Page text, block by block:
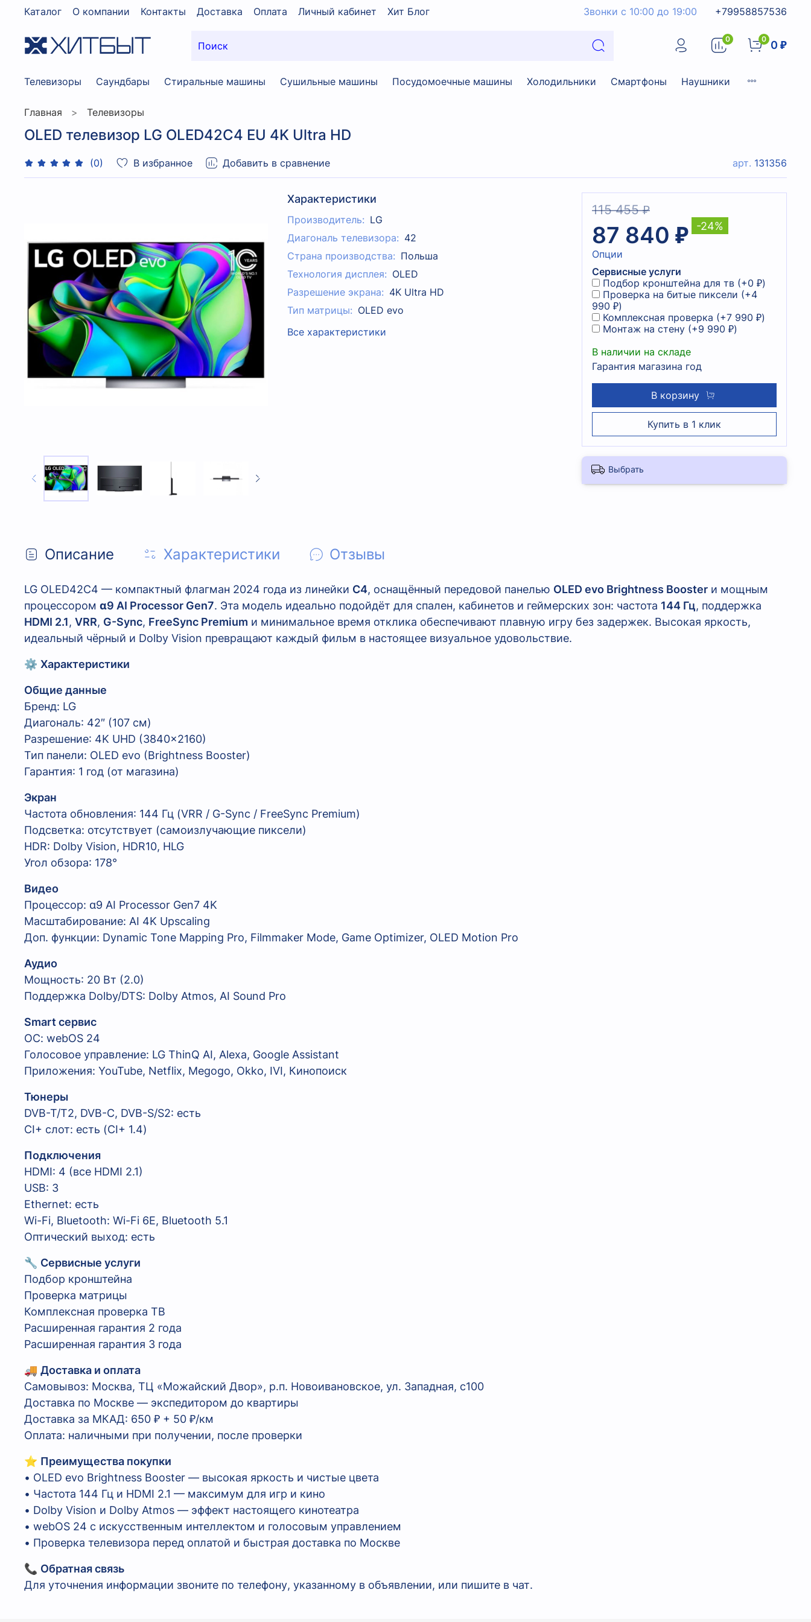
Каталог О компании Контакты Доставка Оплата Личный кабинет Хит Блог Звонки с 10:00 до 19:00 +79958857536
0 0 0 ₽
Телевизоры Саундбары Стиральные машины Сушильные машины Посудомоечные машины Холодильники Смартфоны Наушники
Главная Телевизоры
OLED телевизор LG OLED42C4 EU 4K Ultra HD
(0) В избранное Добавить в сравнение арт. 131356
Характеристики
Производитель: LG
Диагональ телевизора: 42
Страна производства: Польша
Технология дисплея: OLED
Разрешение экрана: 4K Ultra HD
Тип матрицы: OLED evo
Все характеристики
115 455 ₽
87 840 ₽ -24%
Опции
Сервисные услуги
Подбор кронштейна для тв (+0 ₽)
Проверка на битые пиксели (+4
990 ₽)
Комплексная проверка (+7 990 ₽)
Монтаж на стену (+9 990 ₽)
В наличии на складе
Гарантия магазина год
В корзину
Купить в 1 клик
Выбрать
Описание Характеристики Отзывы
LG OLED42C4 — компактный флагман 2024 года из линейки C4, оснащённый передовой панелью OLED evo Brightness Booster и мощным
процессором α9 AI Processor Gen7. Эта модель идеально подойдёт для спален, кабинетов и геймерских зон: частота 144 Гц, поддержка
HDMI 2.1, VRR, G-Sync, FreeSync Premium и минимальное время отклика обеспечивают плавную игру без задержек. Высокая яркость,
идеальный чёрный и Dolby Vision превращают каждый фильм в настоящее визуальное удовольствие.
⚙️ Характеристики
Общие данные
Бренд: LG
Диагональ: 42″ (107 см)
Разрешение: 4K UHD (3840×2160)
Тип панели: OLED evo (Brightness Booster)
Гарантия: 1 год (от магазина)
Экран
Частота обновления: 144 Гц (VRR / G-Sync / FreeSync Premium)
Подсветка: отсутствует (самоизлучающие пиксели)
HDR: Dolby Vision, HDR10, HLG
Угол обзора: 178°
Видео
Процессор: α9 AI Processor Gen7 4K
Масштабирование: AI 4K Upscaling
Доп. функции: Dynamic Tone Mapping Pro, Filmmaker Mode, Game Optimizer, OLED Motion Pro
Аудио
Мощность: 20 Вт (2.0)
Поддержка Dolby/DTS: Dolby Atmos, AI Sound Pro
Smart сервис
ОС: webOS 24
Голосовое управление: LG ThinQ AI, Alexa, Google Assistant
Приложения: YouTube, Netflix, Megogo, Okko, IVI, Кинопоиск
Тюнеры
DVB-T/T2, DVB-C, DVB-S/S2: есть
CI+ слот: есть (CI+ 1.4)
Подключения
HDMI: 4 (все HDMI 2.1)
USB: 3
Ethernet: есть
Wi-Fi, Bluetooth: Wi-Fi 6E, Bluetooth 5.1
Оптический выход: есть
🔧 Сервисные услуги
Подбор кронштейна
Проверка матрицы
Комплексная проверка ТВ
Расширенная гарантия 2 года
Расширенная гарантия 3 года
🚚 Доставка и оплата
Самовывоз: Москва, ТЦ «Можайский Двор», р.п. Новоивановское, ул. Западная, с100
Доставка по Москве — экспедитором до квартиры
Доставка за МКАД: 650 ₽ + 50 ₽/км
Оплата: наличными при получении, после проверки
⭐ Преимущества покупки
• OLED evo Brightness Booster — высокая яркость и чистые цвета
• Частота 144 Гц и HDMI 2.1 — максимум для игр и кино
• Dolby Vision и Dolby Atmos — эффект настоящего кинотеатра
• webOS 24 с искусственным интеллектом и голосовым управлением
• Проверка телевизора перед оплатой и быстрая доставка по Москве
📞 Обратная связь
Для уточнения информации звоните по телефону, указанному в объявлении, или пишите в чат.